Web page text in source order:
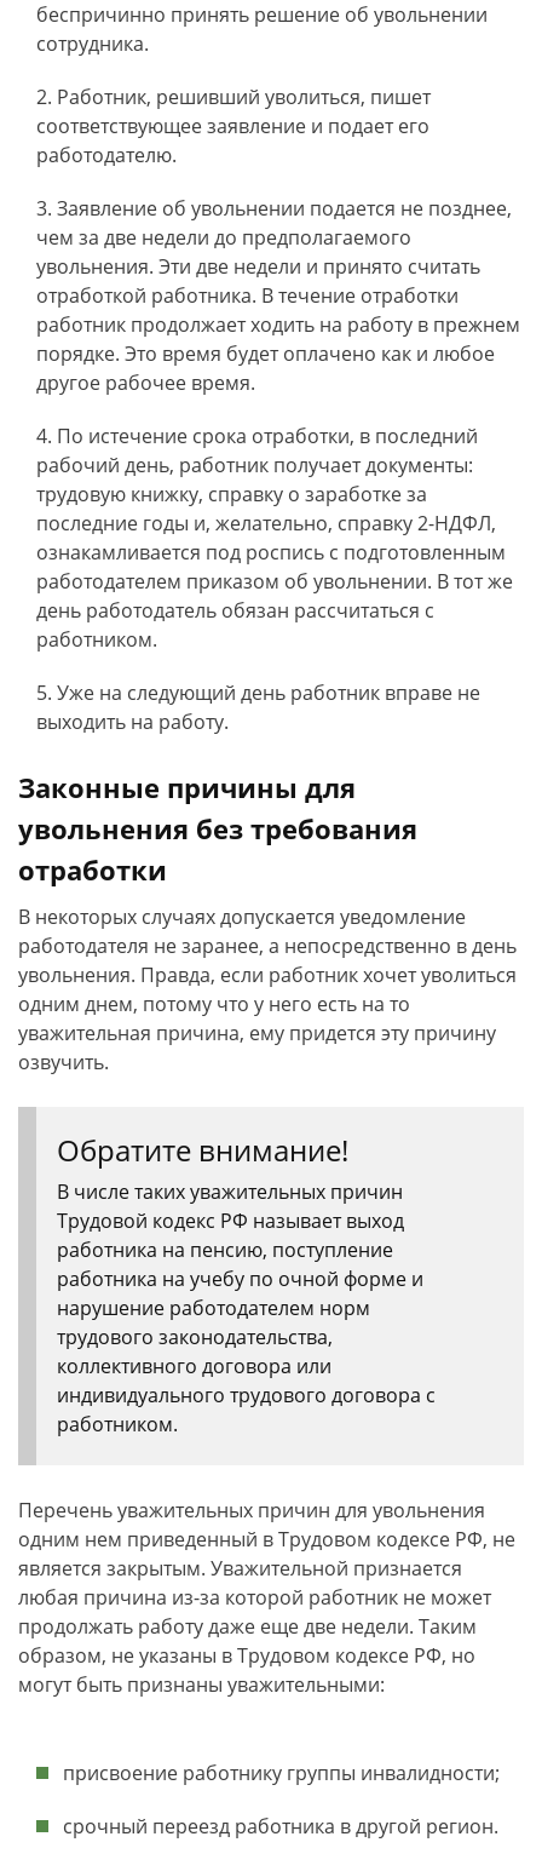
беспричинно принять решение об увольнении
сотрудника.
Работник, решивший уволиться, пишет
соответствующее заявление и подает его
работодателю.
Заявление об увольнении подается не позднее,
чем за две недели до предполагаемого
увольнения. Эти две недели и принято считать
отработкой работника. В течение отработки
работник продолжает ходить на работу в прежнем
порядке. Это время будет оплачено как и любое
другое рабочее время.
По истечение срока отработки, в последний
рабочий день, работник получает документы:
трудовую книжку, справку о заработке за
последние годы и, желательно, справку 2-НДФЛ,
ознакамливается под роспись с подготовленным
работодателем приказом об увольнении. В тот же
день работодатель обязан рассчитаться с
работником.
Уже на следующий день работник вправе не
выходить на работу.
Законные причины для
увольнения без требования
отработки
В некоторых случаях допускается уведомление
работодателя не заранее, а непосредственно в день
увольнения. Правда, если работник хочет уволиться
одним днем, потому что у него есть на то
уважительная причина, ему придется эту причину
озвучить.
Обратите внимание!
В числе таких уважительных причин
Трудовой кодекс РФ называет выход
работника на пенсию, поступление
работника на учебу по очной форме и
нарушение работодателем норм
трудового законодательства,
коллективного договора или
индивидуального трудового договора с
работником.
Перечень уважительных причин для увольнения
одним нем приведенный в Трудовом кодексе РФ, не
является закрытым. Уважительной признается
любая причина из-за которой работник не может
продолжать работу даже еще две недели. Таким
образом, не указаны в Трудовом кодексе РФ, но
могут быть признаны уважительными:
присвоение работнику группы инвалидности;
срочный переезд работника в другой регион.